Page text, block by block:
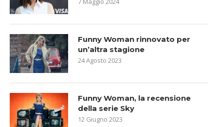
Funny Woman rinnovato per
un’altra stagione
24 Agosto 2023
Funny Woman, la recensione
della serie Sky
12 Giugno 2023